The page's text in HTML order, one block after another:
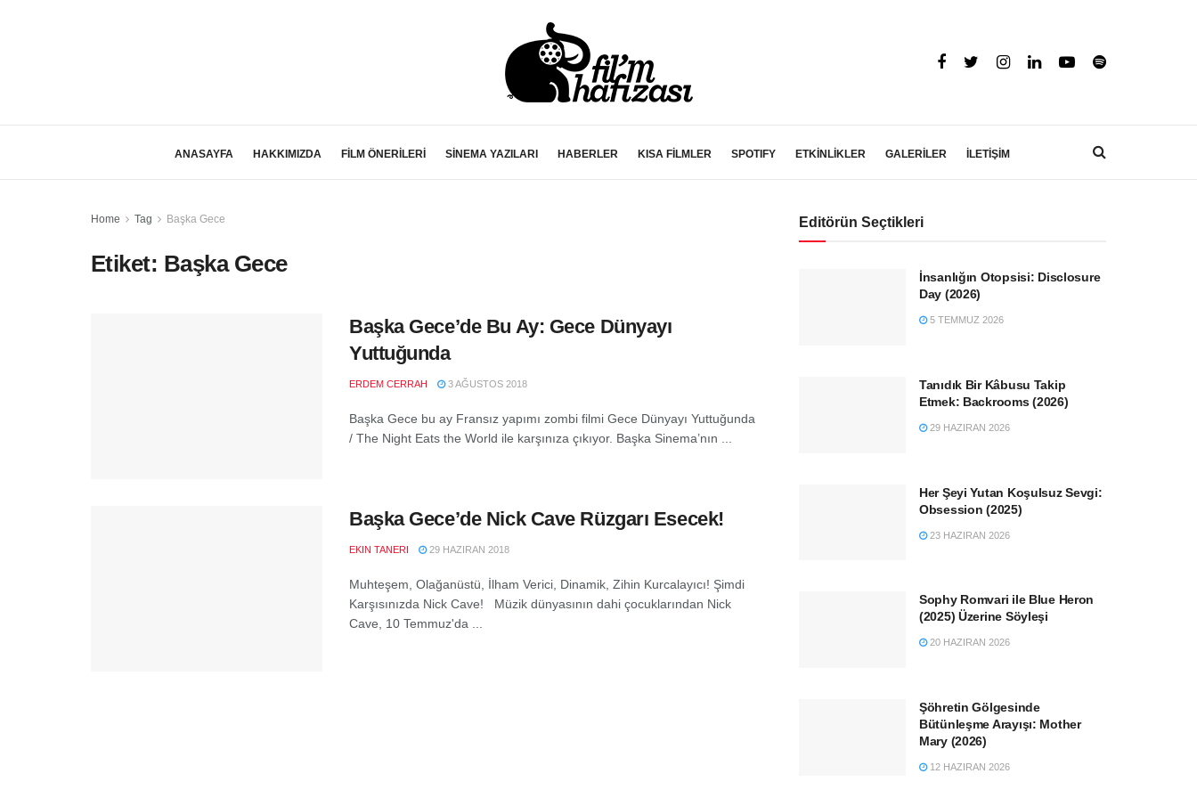
ANASAYFA HAKKIMIZDA FİLM ÖNERİLERİ SİNEMA YAZILARI HABERLER KISA FİLMLER SPOTIFY ETKİNLİKLER GALERİLER İLETİŞİM
Home Tag Başka Gece
Etiket: Başka Gece
Başka Gece’de Bu Ay: Gece Dünyayı
Yuttuğunda
ERDEM CERRAH 3 AĞUSTOS 2018
Başka Gece bu ay Fransız yapımı zombi filmi Gece Dünyayı Yuttuğunda
/ The Night Eats the World ile karşınıza çıkıyor. Başka Sinema’nın ...
Başka Gece’de Nick Cave Rüzgarı Esecek!
EKIN TANERI 29 HAZIRAN 2018
Muhteşem, Olağanüstü, İlham Verici, Dinamik, Zihin Kurcalayıcı! Şimdi
Karşısınızda Nick Cave! Müzik dünyasının dahi çocuklarından Nick
Cave, 10 Temmuz'da ...
Editörün Seçtikleri
İnsanlığın Otopsisi: Disclosure
Day (2026)
5 TEMMUZ 2026
Tanıdık Bir Kâbusu Takip
Etmek: Backrooms (2026)
29 HAZIRAN 2026
Her Şeyi Yutan Koşulsuz Sevgi:
Obsession (2025)
23 HAZIRAN 2026
Sophy Romvari ile Blue Heron
(2025) Üzerine Söyleşi
20 HAZIRAN 2026
Şöhretin Gölgesinde
Bütünleşme Arayışı: Mother
Mary (2026)
12 HAZIRAN 2026